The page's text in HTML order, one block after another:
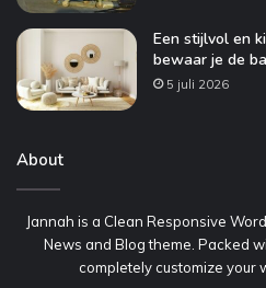
Een stijlvol en
bewaar je de
5 juli 2026
About
Jannah is a Clean Responsive
News and Blog theme. Packed
completely customize your